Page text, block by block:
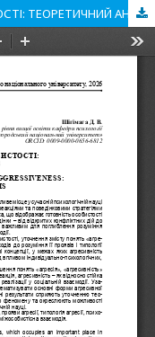
ТЕОРЕТИЧНИЙ АНАЛІЗ